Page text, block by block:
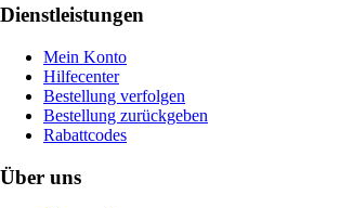
Dienstleistungen
Mein Konto
Hilfecenter
Bestellung verfolgen
Bestellung zurückgeben
Rabattcodes
Über uns